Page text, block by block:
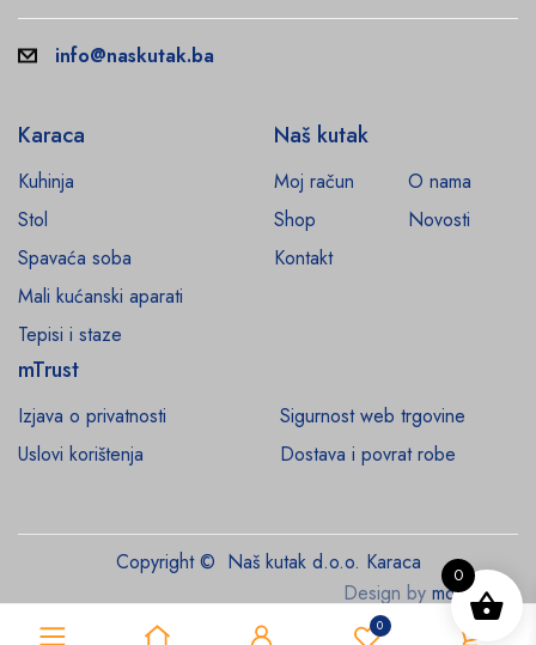
0 0
info@naskutak.ba
Karaca
Kuhinja
Stol
Spavaća soba
Mali kućanski aparati
Tepisi i staze
Naš kutak
Moj račun
O nama
Shop
Novosti
Kontakt
mTrust
Izjava o privatnosti
Sigurnost web trgovine
Uslovi korištenja
Dostava i povrat robe
Copyright © Naš kutak d.o.o. Karaca
Design by monroe.ba
0